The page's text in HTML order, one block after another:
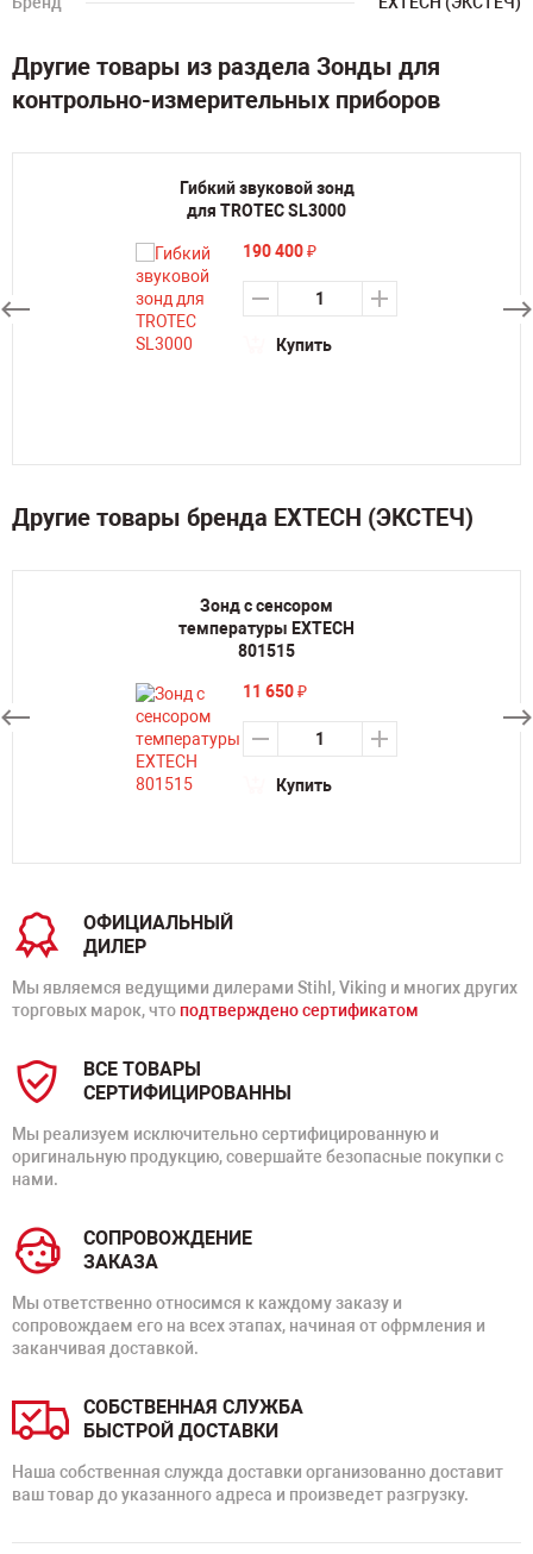
Другие товары из раздела Зонды для
контрольно-измерительных приборов
Гибкий звуковой зонд
для TROTEC SL3000
190 400₽
Купить
Другие товары бренда EXTECH (ЭКСТЕЧ)
Зонд с сенсором
температуры EXTECH
801515
11 650₽
Купить
ОФИЦИАЛЬНЫЙ
ДИЛЕР
Мы являемся ведущими дилерами Stihl, Viking и многих других
торговых марок, что подтверждено сертификатом
ВСЕ ТОВАРЫ
СЕРТИФИЦИРОВАННЫ
Мы реализуем исключительно сертифицированную и
оригинальную продукцию, совершайте безопасные покупки с
нами.
СОПРОВОЖДЕНИЕ
ЗАКАЗА
Мы ответственно относимся к каждому заказу и
сопровождаем его на всех этапах, начиная от офрмления и
заканчивая доставкой.
СОБСТВЕННАЯ СЛУЖБА
БЫСТРОЙ ДОСТАВКИ
Наша собственная служда доставки организованно доставит
ваш товар до указанного адреса и произведет разгрузку.